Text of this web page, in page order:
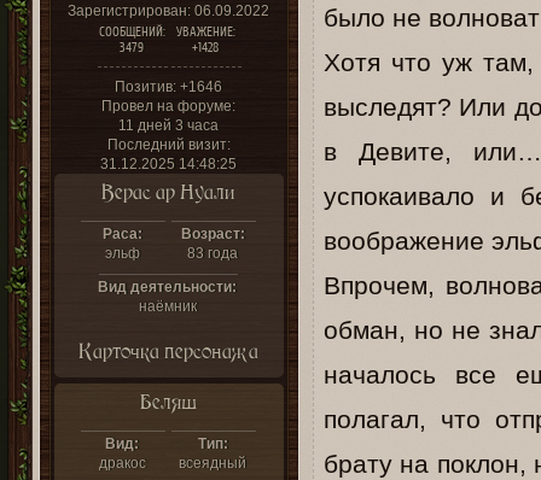
Зарегистрирован: 06.09.2022
СООБЩЕНИЙ:
3479
УВАЖЕНИЕ:
+1428
Позитив: +1646
Провел на форуме:
11 дней 3 часа
Последний визит:
31.12.2025 14:48:25
Верас ар Нуали
Раса:
эльф
Возраст:
83 года
Вид деятельности:
наёмник
Карточка персонажа
Беляш
Вид:
дракос
Тип:
всеядный
было не
Хотя что уж
выследят? Или
в Девите,
успокаивало и
воображение
Впрочем,
обман, но не
началось все
полагал, что
брату на поклон,